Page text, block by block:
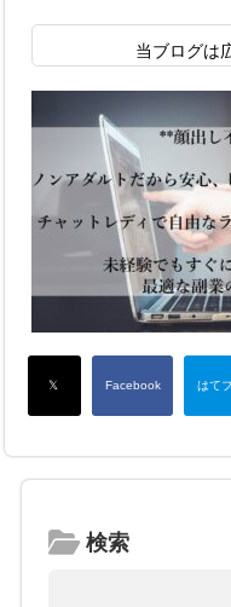
当ブログは
検索